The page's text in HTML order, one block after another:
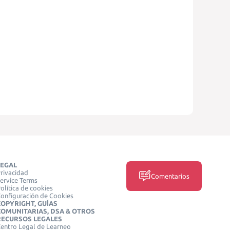
Terms
de cookies
de Cookies
GUÍAS
DSA & OTROS
LEGALES
Legal de Learneo
Comentarios